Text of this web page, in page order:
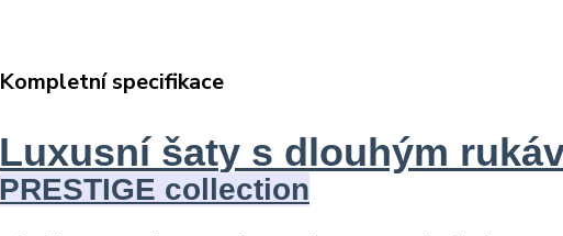
Kompletní specifikace
Luxusní šaty s dlouhým
PRESTIGE collection